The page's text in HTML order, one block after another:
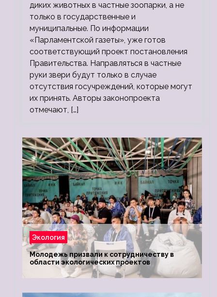
диких животных в частные зоопарки, а не
только в государственные и
муниципальные. По информации
«Парламентской газеты», уже готов
соответствующий проект постановления
Правительства. Направляться в частные
руки звери будут только в случае
отсутствия госучреждений, которые могут
их принять. Авторы законопроекта
отмечают, […]
Экология
Молодежь призвали к сотрудничеству в
области экологических проектов